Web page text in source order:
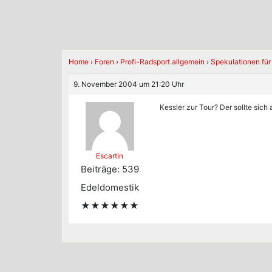
Home › Foren › Profi-Radsport allgemein › Spekulationen
9. November 2004 um 21:20 Uhr
Escartin
Beiträge: 539
Edeldomestik
★★★★★★
Kessler zur Tour? Der sollte